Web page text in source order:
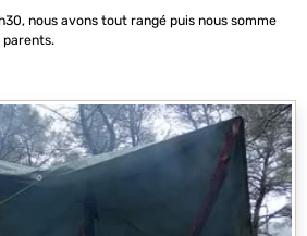
nous avons tout rangé puis nous somme
parents.